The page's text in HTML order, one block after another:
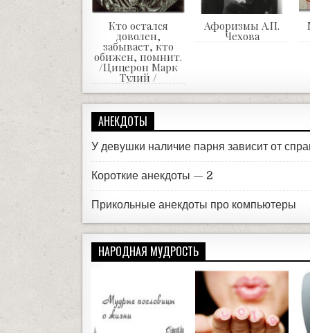
Кто остался
доволен,
забывает, кто
обижен, помнит.
/Цицерон Марк
Тулий /
Афоризмы А.П.
Чехова
АНЕКДОТЫ
У девушки наличие парня зависит от
Короткие анекдоты — 2
Прикольные анекдоты про компьютеры
НАРОДНАЯ МУДРОСТЬ